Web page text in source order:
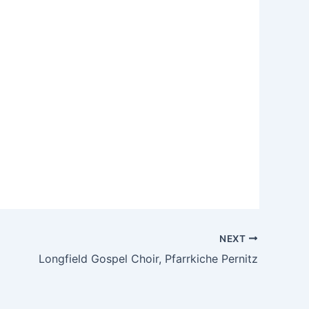
NEXT
Longfield Gospel Choir, Pfarrkiche Pernitz